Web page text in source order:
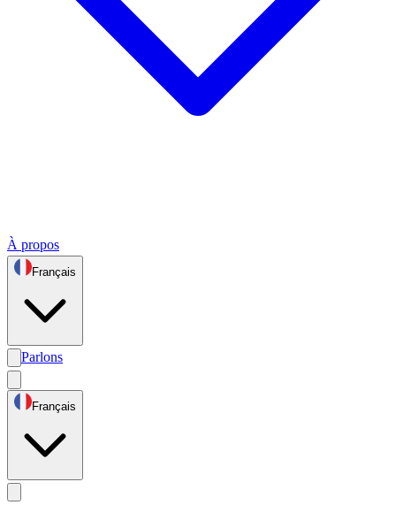
À propos
Français
Parlons
Français